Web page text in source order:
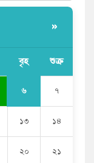
»
বৃহ শুক্র
৬ ৭
১৩ ১৪
২০ ২১